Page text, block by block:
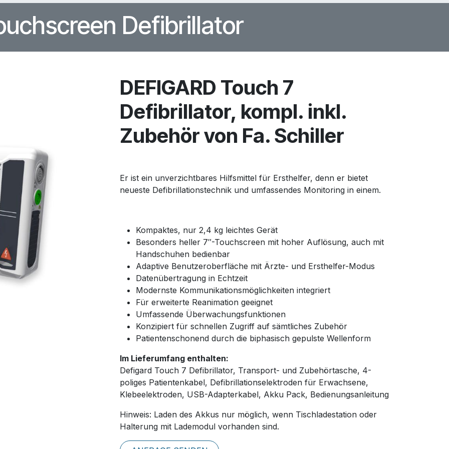
Defibrillator
DEFIGARD Touch 7
Defibrillator, kompl. inkl.
Zubehör von Fa. Schiller
Er ist ein unverzichtbares Hilfsmittel für Ersthelfer, denn er bietet
neueste Defibrillationstechnik und umfassendes Monitoring in einem.
Kompaktes, nur 2,4 kg leichtes Gerät
Besonders heller 7″-Touchscreen mit hoher Auflösung, auch mit
Handschuhen bedienbar
Adaptive Benutzeroberfläche mit Ärzte- und Ersthelfer-Modus
Datenübertragung in Echtzeit
Modernste Kommunikationsmöglichkeiten integriert
Für erweiterte Reanimation geeignet
Umfassende Überwachungsfunktionen
Konzipiert für schnellen Zugriff auf sämtliches Zubehör
Patientenschonend durch die biphasisch gepulste Wellenform
Im Lieferumfang enthalten:
Defigard Touch 7 Defibrillator, Transport- und Zubehörtasche, 4-
poliges Patientenkabel, Defibrillationselektroden für Erwachsene,
Klebeelektroden, USB-Adapterkabel, Akku Pack, Bedienungsanleitung
Hinweis: Laden des Akkus nur möglich, wenn Tischladestation oder
Halterung mit Lademodul vorhanden sind.